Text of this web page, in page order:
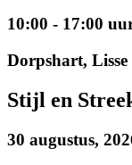
10:00 - 17:00
Dorpshart, Lisse
Stijl en
30 augustus,